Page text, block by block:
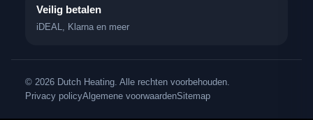
Veilig betalen
iDEAL, Klarna en meer
© 2026 Dutch Heating. Alle rechten voorbehouden.
Privacy policyAlgemene voorwaardenSitemap